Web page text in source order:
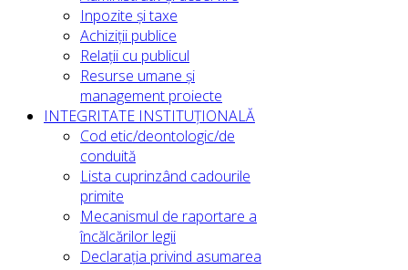
Inpozite și taxe
Achiziții publice
Relații cu publicul
Resurse umane și
management proiecte
INTEGRITATE INSTITUȚIONALĂ
Cod etic/deontologic/de
conduită
Lista cuprinzând cadourile
primite
Mecanismul de raportare a
încălcărilor legii
Declarația privind asumarea